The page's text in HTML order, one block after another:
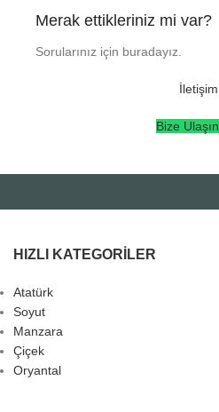
Merak ettikleriniz mi var?
Sorularınız için buradayız.
İletişim
Bize Ulaşın
HIZLI KATEGORILER
Atatürk
Soyut
Manzara
Çiçek
Oryantal